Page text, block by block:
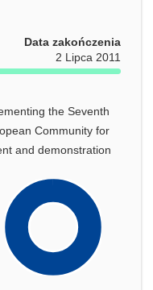
Data zakończenia
2 Lipca 2011
the Seventh
Community for
and demonstration